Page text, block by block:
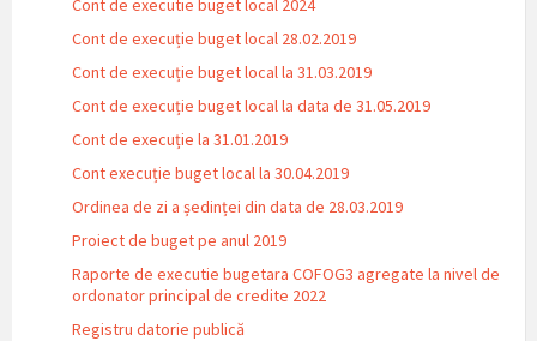
Cont de executie buget local 2024
Cont de execuție buget local 28.02.2019
Cont de execuție buget local la 31.03.2019
Cont de execuție buget local la data de 31.05.2019
Cont de execuție la 31.01.2019
Cont execuție buget local la 30.04.2019
Ordinea de zi a ședinței din data de 28.03.2019
Proiect de buget pe anul 2019
Raporte de executie bugetara COFOG3 agregate la nivel de
ordonator principal de credite 2022
Registru datorie publică